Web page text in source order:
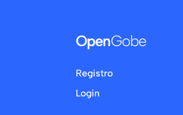
OpenGobe
Registro
Login